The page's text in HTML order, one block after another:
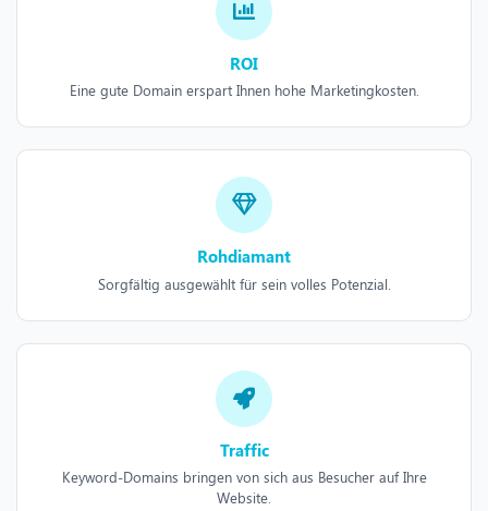
ROI
Eine gute Domain erspart Ihnen hohe Marketingkosten.
Rohdiamant
Sorgfältig ausgewählt für sein volles Potenzial.
Traffic
Keyword-Domains bringen von sich aus Besucher auf Ihre
Website.